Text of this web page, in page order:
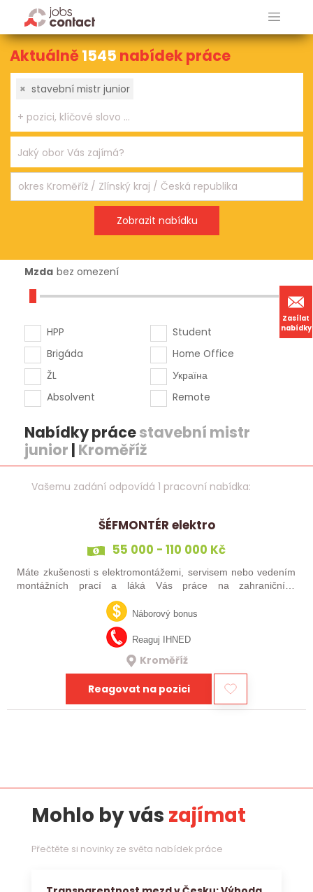
Zasílat
nabídky
Aktuálně1545 nabídek práce
× stavební mistr junior
Mzda bez omezení
HPP
Brigáda
ŽL
Absolvent
Student
Home Office
Україна
Remote
Nabídky prácestavební mistr
junior | Kroměříž
Vašemu zadání odpovídá 1 pracovní nabídka:
ŠÉFMONTÉR elektro
55 000 - 110 000 Kč
Máte zkušenosti s elektromontážemi, servisem nebo vedením
montážních prací a láká Vás práce na zahraničních
projektech? Nebo jste šikovný elektrikář či elektromontér, který
už nechce být jen „řadový…Náborový bonus
Reaguj IHNED
Kroměříž
Reagovat na pozici
Mohlo by vás zajímat
Přečtěte si novinky ze světa nabídek práce